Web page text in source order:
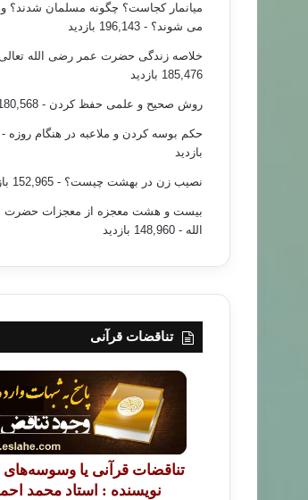
میانمار کجاست؟ چگونه مسلمان شدند؟
می شوند؟ - 196,143 بازدید
خلاصه زندگی حضرت عمر رضی الله
185,476 بازدید
روش صحیح و علمی حفظ کردن - 180,568 بازدید
حکم بوسه کردن و ملاعبه در هنگام روزه
بازدید
نصیب زن در بهشت چیست؟ - 152,965 بازدید
بیست و هشت معجزه از معجزات حضرت
الله - 148,960 بازدید
تناقضات قرآنی
تناقضات قرآنی یا
نویسنده : استاد محمد